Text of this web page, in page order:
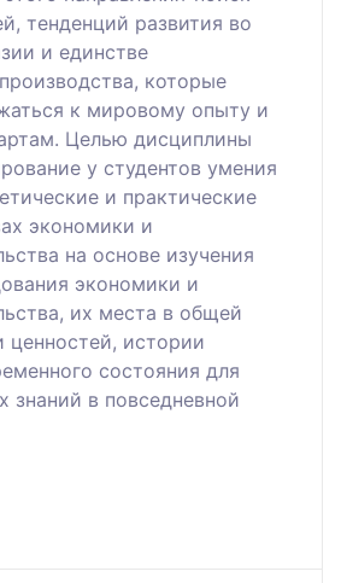
тенденций развития во
и единстве
которые
к мировому опыту и
Целью дисциплины
у студентов умения
и практические
экономики и
на основе изучения
экономики и
их места в общей
ценностей, истории
состояния для
знаний в повседневной